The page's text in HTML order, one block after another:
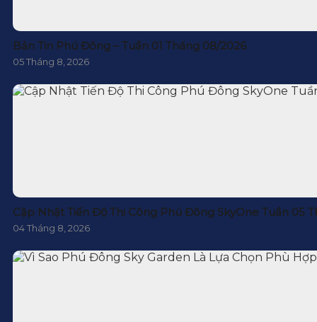
Bản Tin Phú Đông – Tuần 01 Tháng 08/2026
05 Tháng 8, 2026
Cập Nhật Tiến Độ Thi Công Phú Đông SkyOne Tuần 05
04 Tháng 8, 2026